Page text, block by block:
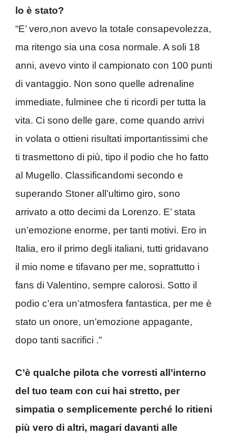
lo è stato?
“E’ vero,non avevo la totale consapevolezza,
ma ritengo sia una cosa normale. A soli 18
anni, avevo vinto il campionato con 100 punti
di vantaggio. Non sono quelle adrenaline
immediate, fulminee che ti ricordi per tutta la
vita. Ci sono delle gare, come quando arrivi
in volata o ottieni risultati importantissimi che
ti trasmettono di più, tipo il podio che ho fatto
al Mugello. Classificandomi secondo e
superando Stoner all’ultimo giro, sono
arrivato a otto decimi da Lorenzo. E’ stata
un’emozione enorme, per tanti motivi. Ero in
Italia, ero il primo degli italiani, tutti gridavano
il mio nome e tifavano per me, soprattutto i
fans di Valentino, sempre calorosi. Sotto il
podio c’era un’atmosfera fantastica, per me è
stato un onore, un’emozione appagante,
dopo tanti sacrifici .”
C’è qualche pilota che vorresti all’interno
del tuo team con cui hai stretto, per
simpatia o semplicemente perché lo ritieni
più vero di altri, magari davanti alle